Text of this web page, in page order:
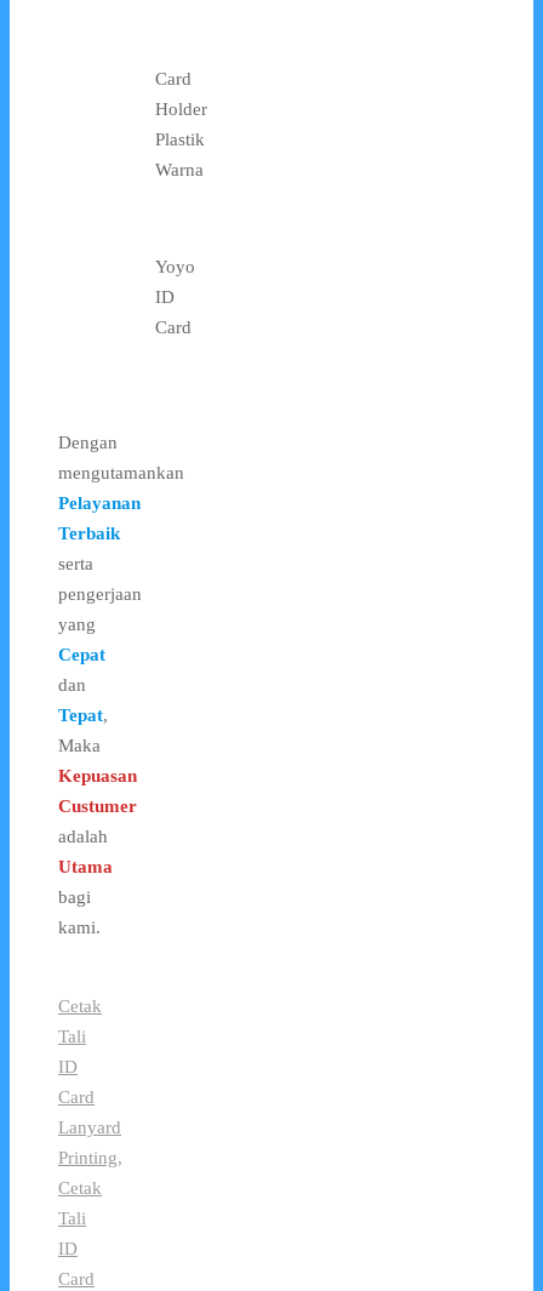
Card
Holder
Plastik
Warna
Yoyo
ID
Card
Dengan
mengutamankan
Pelayanan
Terbaik
serta
pengerjaan
yang
Cepat
dan
Tepat,
Maka
Kepuasan
Custumer
adalah
Utama
bagi
kami.
Cetak
Tali
ID
Card
Lanyard
Printing,
Cetak
Tali
ID
Card